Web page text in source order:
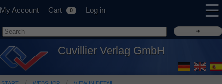
My Account Cart 0 Log in ☰
Cuvillier Verlag GmbH